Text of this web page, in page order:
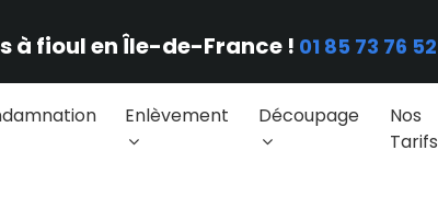
à fioul en Île-de-France ! 01 85 73 76 52
Enlèvement Découpage
Nos
Tarifs